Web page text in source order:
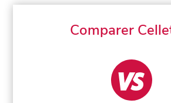
Comparer